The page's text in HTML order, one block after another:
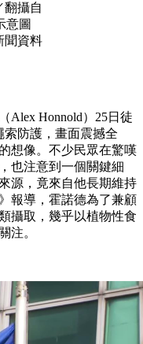
翻攝自
意圖
聞資料
Alex Honnold）25日徒
索防護，畫面震撼全
想像。不少民眾在驚嘆
也注意到一個關鍵細
源，竟來自他長期維持
報導，霍諾德為了兼顧
攝取，幾乎以植物性食
注。